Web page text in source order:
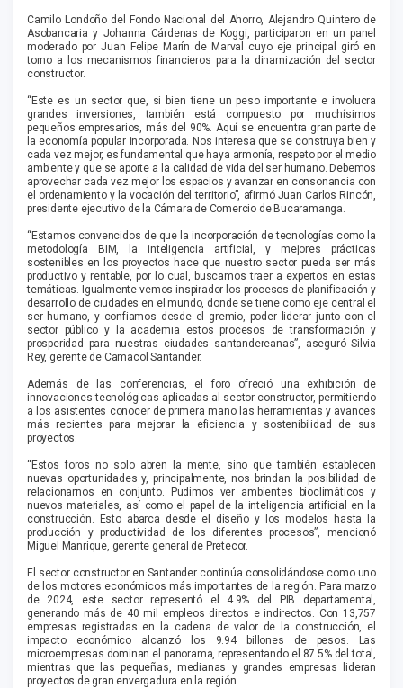
Camilo Londoño del Fondo Nacional del Ahorro, Alejandro Quintero de
Asobancaria y Johanna Cárdenas de Koggi, participaron en un panel
moderado por Juan Felipe Marín de Marval cuyo eje principal giró en
torno a los mecanismos financieros para la dinamización del sector
constructor.
“Este es un sector que, si bien tiene un peso importante e involucra
grandes inversiones, también está compuesto por muchísimos
pequeños empresarios, más del 90%. Aquí se encuentra gran parte de
la economía popular incorporada. Nos interesa que se construya bien y
cada vez mejor, es fundamental que haya armonía, respeto por el medio
ambiente y que se aporte a la calidad de vida del ser humano. Debemos
aprovechar cada vez mejor los espacios y avanzar en consonancia con
el ordenamiento y la vocación del territorio”, afirmó Juan Carlos Rincón,
presidente ejecutivo de la Cámara de Comercio de Bucaramanga.
“Estamos convencidos de que la incorporación de tecnologías como la
metodología BIM, la inteligencia artificial, y mejores prácticas
sostenibles en los proyectos hace que nuestro sector pueda ser más
productivo y rentable, por lo cual, buscamos traer a expertos en estas
temáticas. Igualmente vemos inspirador los procesos de planificación y
desarrollo de ciudades en el mundo, donde se tiene como eje central el
ser humano, y confiamos desde el gremio, poder liderar junto con el
sector público y la academia estos procesos de transformación y
prosperidad para nuestras ciudades santandereanas”, aseguró Silvia
Rey, gerente de Camacol Santander.
Además de las conferencias, el foro ofreció una exhibición de
innovaciones tecnológicas aplicadas al sector constructor, permitiendo
a los asistentes conocer de primera mano las herramientas y avances
más recientes para mejorar la eficiencia y sostenibilidad de sus
proyectos.
“Estos foros no solo abren la mente, sino que también establecen
nuevas oportunidades y, principalmente, nos brindan la posibilidad de
relacionarnos en conjunto. Pudimos ver ambientes bioclimáticos y
nuevos materiales, así como el papel de la inteligencia artificial en la
construcción. Esto abarca desde el diseño y los modelos hasta la
producción y productividad de los diferentes procesos”, mencionó
Miguel Manrique, gerente general de Pretecor.
El sector constructor en Santander continúa consolidándose como uno
de los motores económicos más importantes de la región. Para marzo
de 2024, este sector representó el 4.9% del PIB departamental,
generando más de 40 mil empleos directos e indirectos. Con 13,757
empresas registradas en la cadena de valor de la construcción, el
impacto económico alcanzó los 9.94 billones de pesos. Las
microempresas dominan el panorama, representando el 87.5% del total,
mientras que las pequeñas, medianas y grandes empresas lideran
proyectos de gran envergadura en la región.